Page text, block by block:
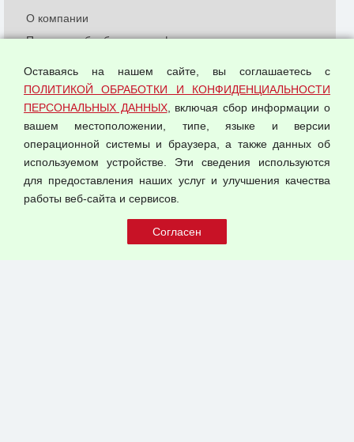
© 2026 ООО "Феникс"
О компании
Политика обработки и конфиденциальности
Согласием на обработку персональных данных
Оферта оптовой купли-продажи
Публичная оферта
Оставаясь на нашем сайте, вы соглашаетесь с
ПОЛИТИКОЙ ОБРАБОТКИ И КОНФИДЕНЦИАЛЬНОСТИ
ПЕРСОНАЛЬНЫХ ДАННЫХ, включая сбор информации о
вашем местоположении, типе, языке и версии
операционной системы и браузера, а также данных об
используемом устройстве. Эти сведения используются
для предоставления наших услуг и улучшения качества
работы веб-сайта и сервисов.